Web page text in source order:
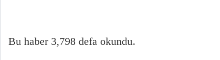
Bu haber 3,798 defa okundu.